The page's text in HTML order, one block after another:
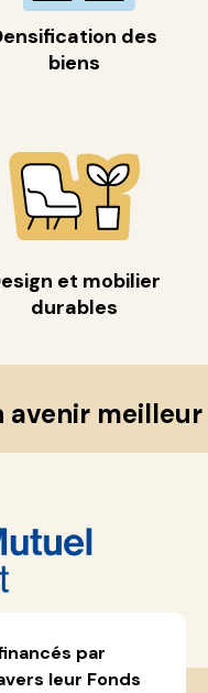
des
biens
et mobilier
durables
avenir meilleur
par
leur Fonds